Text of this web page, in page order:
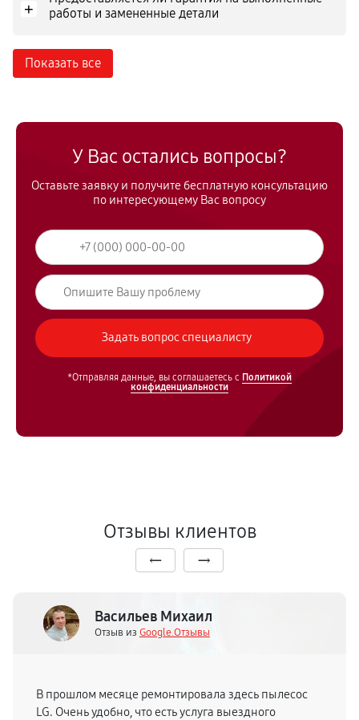
+
работы и замененные детали
Показать все
У Вас остались вопросы?
Оставьте заявку и получите бесплатную консультацию
по интересующему Вас вопросу
*Отправляя данные, вы соглашаетесь с Политикой
конфиденциальности
Отзывы клиентов
Васильев Михаил
Отзыв из Google.Отзывы
В прошлом месяце ремонтировала здесь пылесос
LG. Очень удобно, что есть услуга выездного